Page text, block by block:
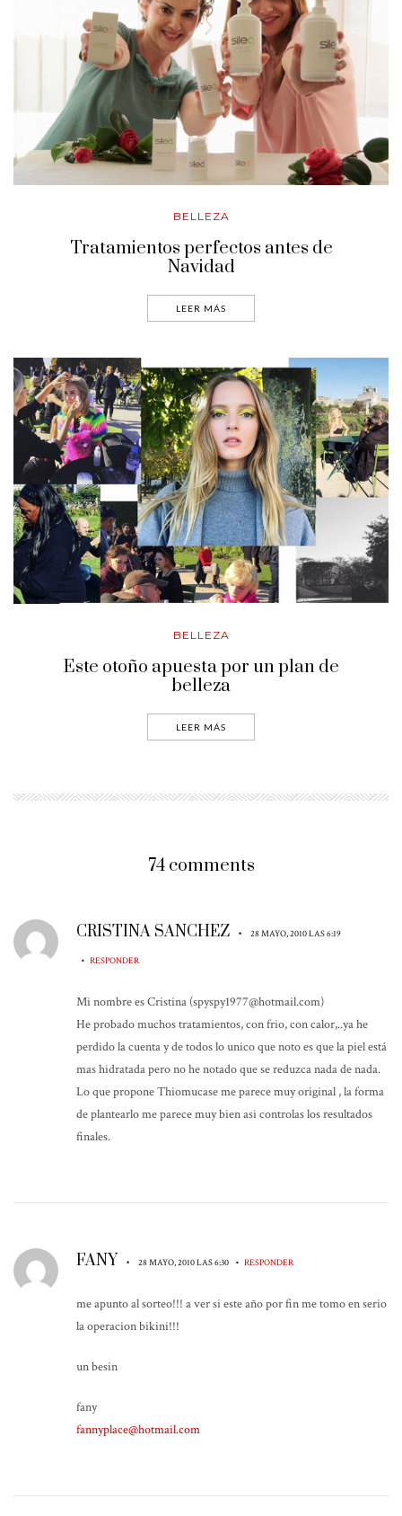
BELLEZA
Tratamientos perfectos antes de
Navidad
LEER MÁS
BELLEZA
Este otoño apuesta por un plan de
belleza
LEER MÁS
74 comments
CRISTINA SANCHEZ • 28 MAYO, 2010 LAS 6:19
• RESPONDER
Mi nombre es Cristina (spyspy1977@hotmail.com)
He probado muchos tratamientos, con frio, con calor,..ya he
perdido la cuenta y de todos lo unico que noto es que la piel está
mas hidratada pero no he notado que se reduzca nada de nada.
Lo que propone Thiomucase me parece muy original , la forma
de plantearlo me parece muy bien asi controlas los resultados
finales.
FANY • 28 MAYO, 2010 LAS 6:30 • RESPONDER
me apunto al sorteo!!! a ver si este año por fin me tomo en serio
la operacion bikini!!!
un besin
fany
fannyplace@hotmail.com